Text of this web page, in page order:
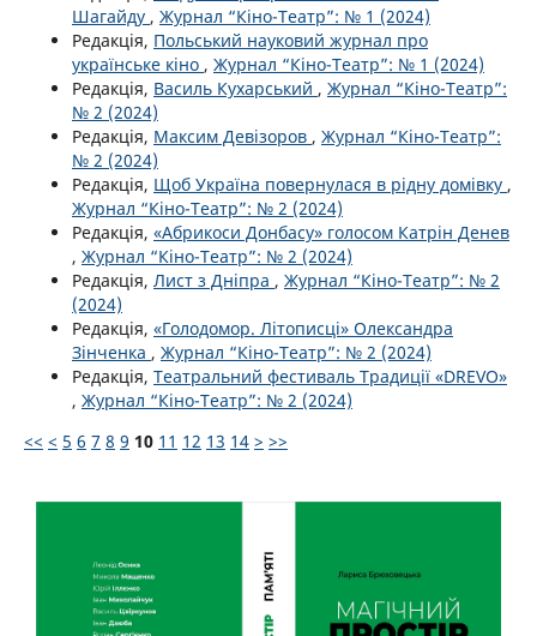
Шагайду , Журнал “Кіно-Театр”: № 1 (2024)
Редакція, Польський науковий журнал про
українське кіно , Журнал “Кіно-Театр”: № 1 (2024)
Редакція, Василь Кухарський , Журнал “Кіно-Театр”:
№ 2 (2024)
Редакція, Максим Девізоров , Журнал “Кіно-Театр”:
№ 2 (2024)
Редакція, Щоб Україна повернулася в рідну домівку ,
Журнал “Кіно-Театр”: № 2 (2024)
Редакція, «Абрикоси Донбасу» голосом Катрін Денев
, Журнал “Кіно-Театр”: № 2 (2024)
Редакція, Лист з Дніпра , Журнал “Кіно-Театр”: № 2
(2024)
Редакція, «Голодомор. Літописці» Олександра
Зінченка , Журнал “Кіно-Театр”: № 2 (2024)
Редакція, Театральний фестиваль Традиції «DREVO»
, Журнал “Кіно-Театр”: № 2 (2024)
<< < 5 6 7 8 9 10 11 12 13 14 > >>